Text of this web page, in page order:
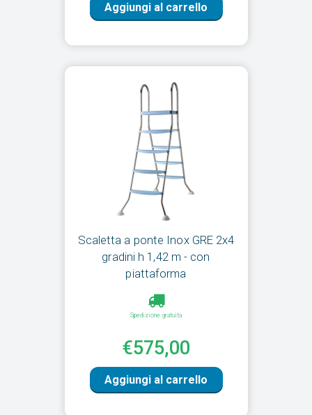
Aggiungi al carrello
Scaletta a ponte Inox GRE 2x4
gradini h 1,42 m - con
piattaforma
Spedizione gratuita
€575,00
Aggiungi al carrello